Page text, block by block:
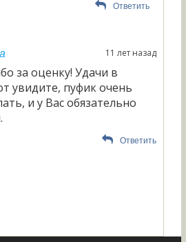
Ответить
11 лет назад
за оценку! Удачи в
увидите, пуфик очень
и у Вас обязательно
Ответить